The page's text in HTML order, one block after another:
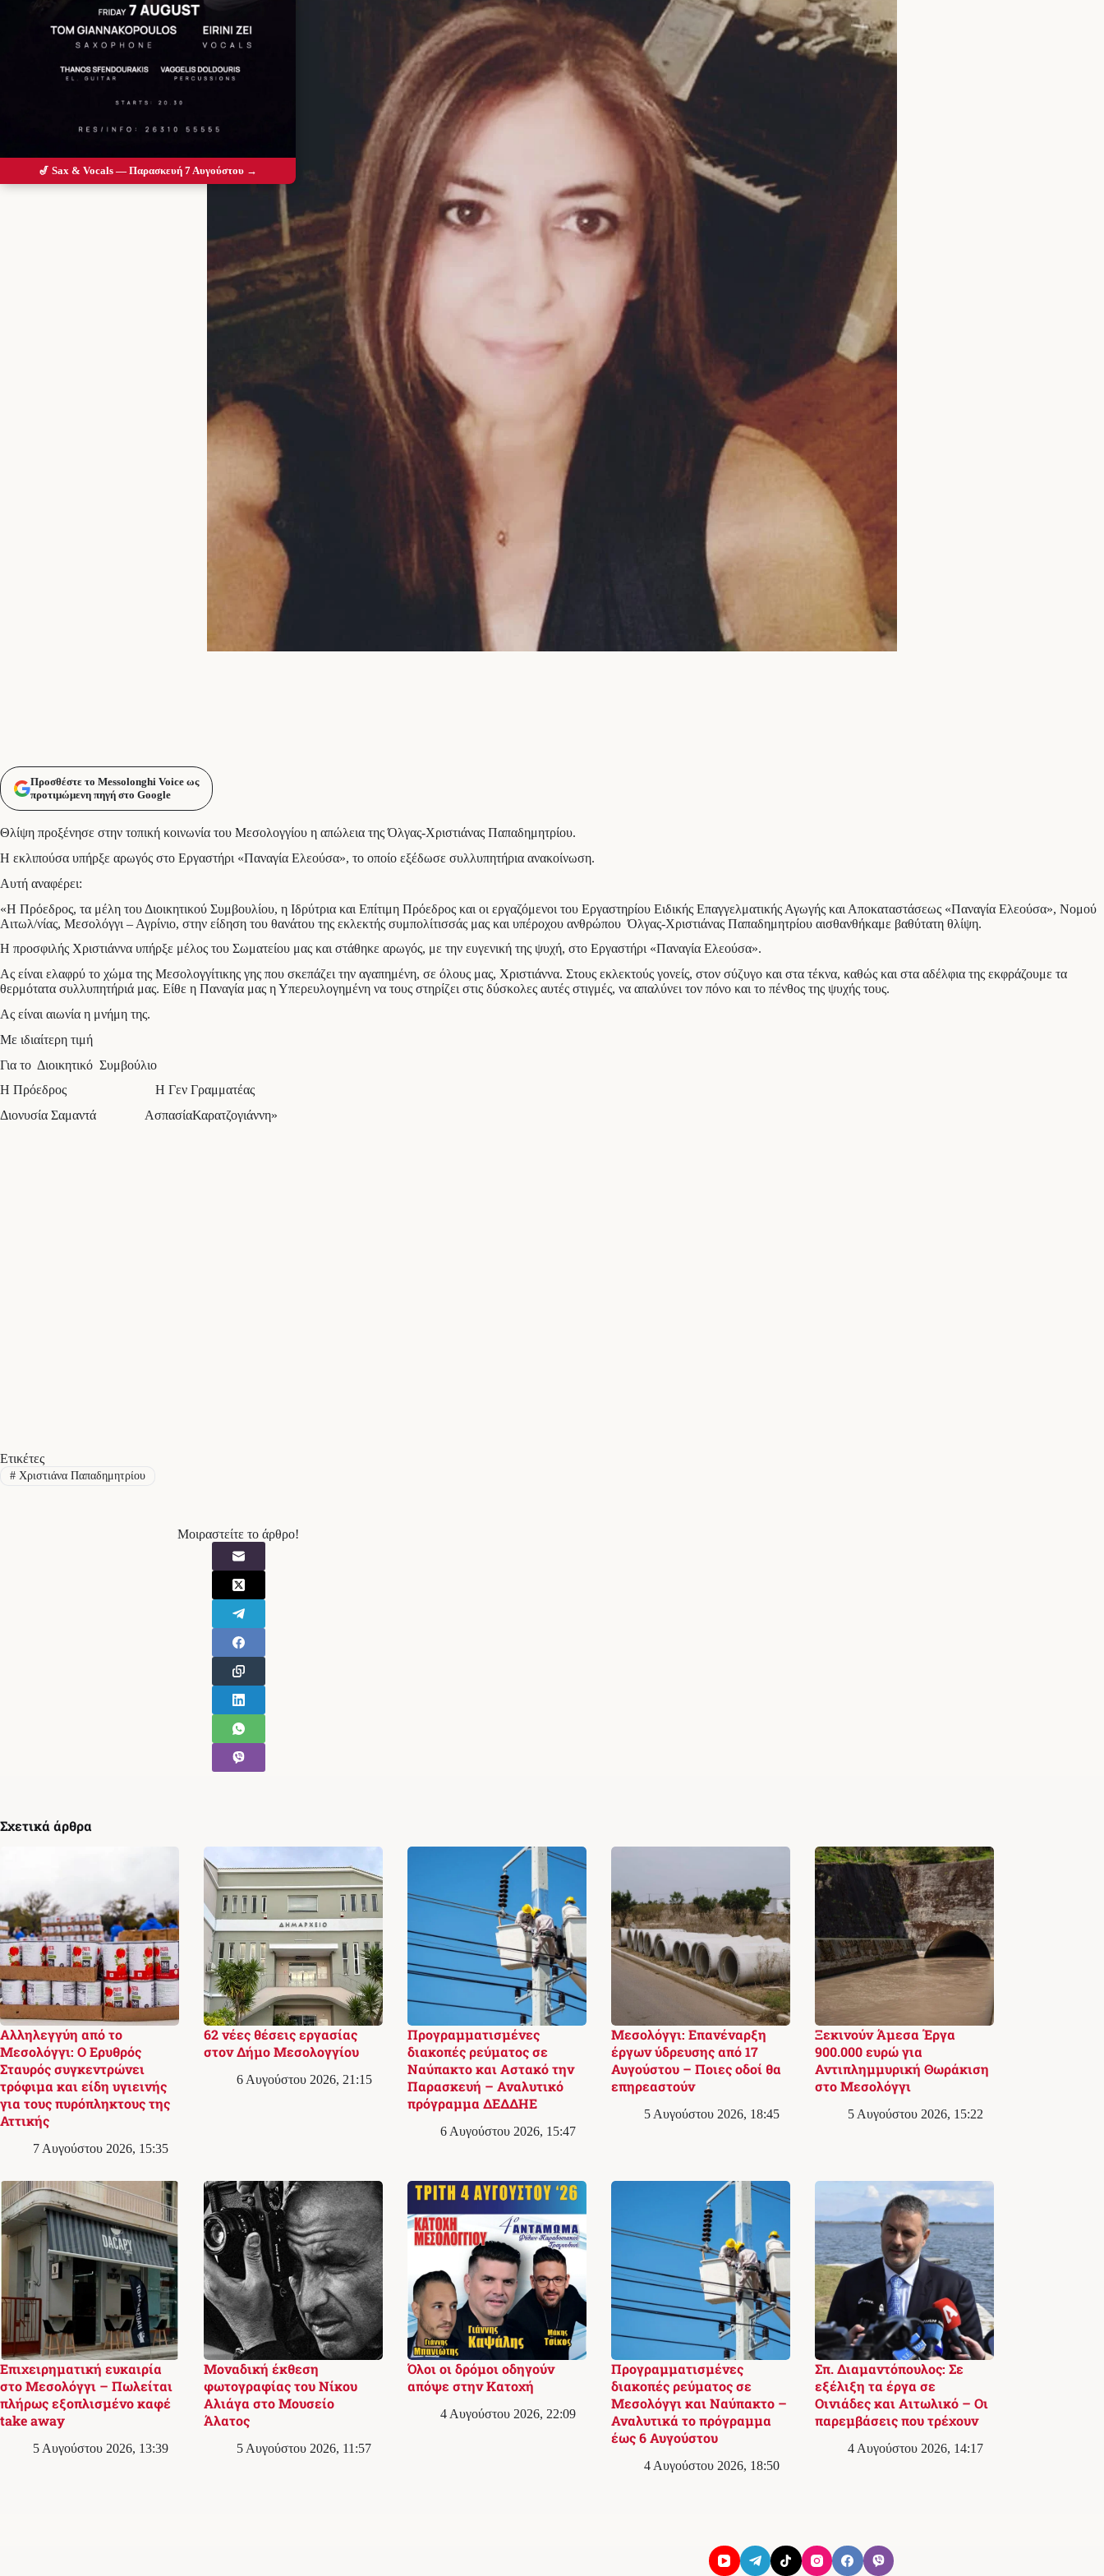
Προσθέστε το Messolonghi Voice ως
προτιμώμενη πηγή στο Google
Θλίψη προξένησε στην τοπική κοινωνία του Μεσολογγίου η απώλεια της Όλγας-Χριστιάνας Παπαδημητρίου.
Η εκλιπούσα υπήρξε αρωγός στο Εργαστήρι «Παναγία Ελεούσα», το οποίο εξέδωσε συλλυπητήρια ανακοίνωση.
Αυτή αναφέρει:
«Η Πρόεδρος, τα μέλη του Διοικητικού Συμβουλίου, η Ιδρύτρια και Επίτιμη Πρόεδρος και οι εργαζόμενοι του Εργαστηρίου Ειδικής Επαγγελματικής Αγωγής και Αποκαταστάσεως «Παναγία Ελεούσα», Νομού
Αιτωλ/νίας, Μεσολόγγι – Αγρίνιο, στην είδηση του θανάτου της εκλεκτής συμπολίτισσάς μας και υπέροχου ανθρώπου Όλγας-Χριστιάνας Παπαδημητρίου αισθανθήκαμε βαθύτατη θλίψη.
Η προσφιλής Χριστιάννα υπήρξε μέλος του Σωματείου μας και στάθηκε αρωγός, με την ευγενική της ψυχή, στο Εργαστήρι «Παναγία Ελεούσα».
Ας είναι ελαφρύ το χώμα της Μεσολογγίτικης γης που σκεπάζει την αγαπημένη, σε όλους μας, Χριστιάννα. Στους εκλεκτούς γονείς, στον σύζυγο και στα τέκνα, καθώς και στα αδέλφια της εκφράζουμε τα
θερμότατα συλλυπητήριά μας. Είθε η Παναγία μας η Υπερευλογημένη να τους στηρίζει στις δύσκολες αυτές στιγμές, να απαλύνει τον πόνο και το πένθος της ψυχής τους.
Ας είναι αιωνία η μνήμη της.
Με ιδιαίτερη τιμή
Για το Διοικητικό Συμβούλιο
Η Πρόεδρος Η Γεν Γραμματέας
Διονυσία Σαμαντά ΑσπασίαΚαρατζογιάννη»
Ετικέτες
#Χριστιάνα Παπαδημητρίου
Μοιραστείτε το άρθρο!
Σχετικά άρθρα
Αλληλεγγύη από το
Μεσολόγγι: Ο Ερυθρός
Σταυρός συγκεντρώνει
τρόφιμα και είδη υγιεινής
για τους πυρόπληκτους της
Αττικής
7 Αυγούστου 2026, 15:35
62 νέες θέσεις εργασίας
στον Δήμο Μεσολογγίου
6 Αυγούστου 2026, 21:15
Προγραμματισμένες
διακοπές ρεύματος σε
Ναύπακτο και Αστακό την
Παρασκευή – Αναλυτικό
πρόγραμμα ΔΕΔΔΗΕ
6 Αυγούστου 2026, 15:47
Μεσολόγγι: Επανέναρξη
έργων ύδρευσης από 17
Αυγούστου – Ποιες οδοί θα
επηρεαστούν
5 Αυγούστου 2026, 18:45
Ξεκινούν Άμεσα Έργα
900.000 ευρώ για
Αντιπλημμυρική Θωράκιση
στο Μεσολόγγι
5 Αυγούστου 2026, 15:22
Επιχειρηματική ευκαιρία
στο Μεσολόγγι – Πωλείται
πλήρως εξοπλισμένο καφέ
take away
5 Αυγούστου 2026, 13:39
Μοναδική έκθεση
φωτογραφίας του Νίκου
Αλιάγα στο Μουσείο
Άλατος
5 Αυγούστου 2026, 11:57
Όλοι οι δρόμοι οδηγούν
απόψε στην Κατοχή
4 Αυγούστου 2026, 22:09
Προγραμματισμένες
διακοπές ρεύματος σε
Μεσολόγγι και Ναύπακτο –
Αναλυτικά το πρόγραμμα
έως 6 Αυγούστου
4 Αυγούστου 2026, 18:50
Σπ. Διαμαντόπουλος: Σε
εξέλιξη τα έργα σε
Οινιάδες και Αιτωλικό – Οι
παρεμβάσεις που τρέχουν
4 Αυγούστου 2026, 14:17
🎷 Sax & Vocals — Παρασκευή 7 Αυγούστου →